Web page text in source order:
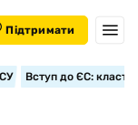
Підтримати
Вступ до ЄС: